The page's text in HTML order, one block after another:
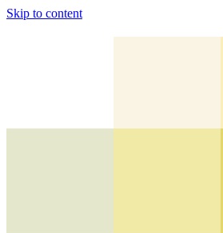
Skip to content